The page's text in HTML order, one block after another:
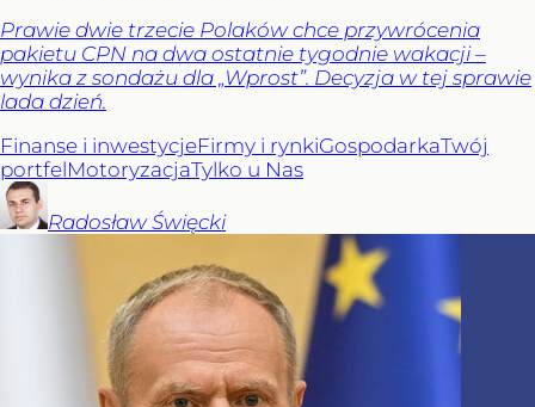
Prawie dwie trzecie Polaków chce przywrócenia
pakietu CPN na dwa ostatnie tygodnie wakacji –
wynika z sondażu dla „Wprost”. Decyzja w tej sprawie
lada dzień.
Finanse i inwestycjeFirmy i rynkiGospodarkaTwój
portfelMotoryzacjaTylko u Nas
Radosław Święcki